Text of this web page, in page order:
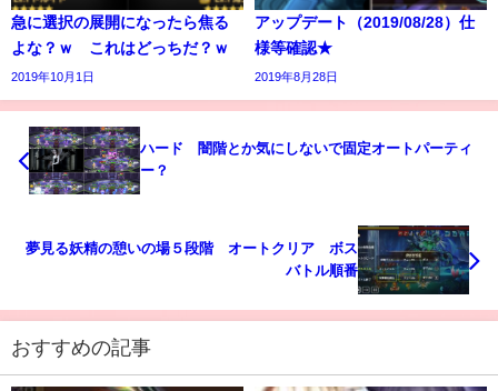
急に選択の展開になったら焦る
よな？ｗ これはどっちだ？ｗ
2019年10月1日
アップデート（2019/08/28）仕
様等確認★
2019年8月28日
ハード 闇階とか気にしないで固定オートパーティ
ー？
夢見る妖精の憩いの場５段階 オートクリア ボス
バトル順番
おすすめの記事